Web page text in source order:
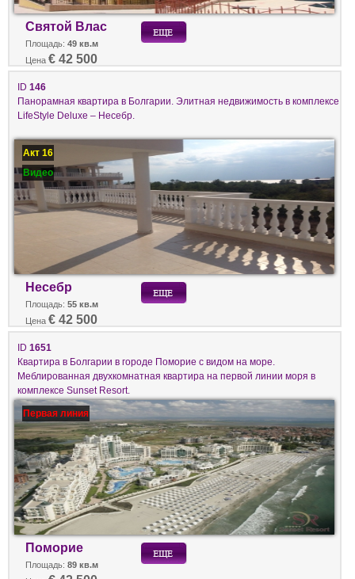
Святой Влас
Площадь: 49 кв.м
Цена € 42 500
ID 146
Панорамная квартира в Болгарии. Элитная недвижимость в комплексе
LifeStyle Deluxe – Несебр.
Акт 16
Видео
Несебр
Площадь: 55 кв.м
Цена € 42 500
ID 1651
Квартира в Болгарии в городе Поморие с видом на море.
Меблированная двухкомнатная квартира на первой линии моря в
комплексе Sunset Resort.
Первая линия
Поморие
Площадь: 89 кв.м